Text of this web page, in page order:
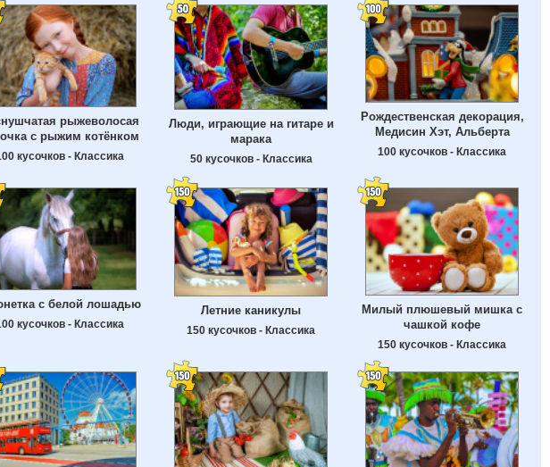
рыжеволосая
с рыжим котёнком
кусочков - Классика
Люди, играющие на гитаре и
марака
50 кусочков - Классика
Рождественская декорация,
Медисин Хэт, Альберта
100 кусочков - Классика
с белой лошадью
кусочков - Классика
Летние каникулы
150 кусочков - Классика
Милый плюшевый мишка с
чашкой кофе
150 кусочков - Классика